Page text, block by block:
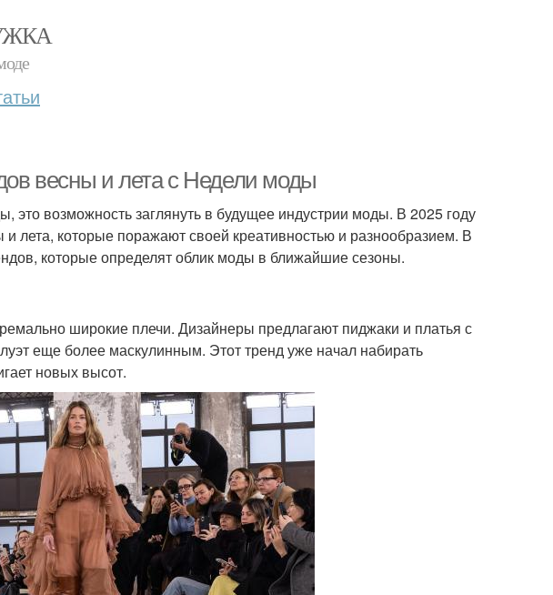
весны и лета с Недели моды
возможность заглянуть в будущее индустрии моды. В 2025 году
лета, которые поражают своей креативностью и разнообразием. В
которые определят облик моды в ближайшие сезоны.
широкие плечи. Дизайнеры предлагают пиджаки и платья с
еще более маскулинным. Этот тренд уже начал набирать
новых высот.